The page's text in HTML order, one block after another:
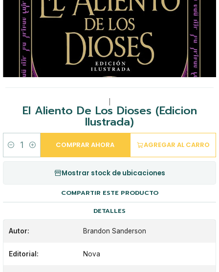
El Aliento De Los Dioses (Edicion
Ilustrada)
Cantidad
AGREGAR AL CARRO
COMPRAR AHORA
Mostrar stock de ubicaciones
COMPARTIR ESTE PRODUCTO
DETALLES
Autor: Brandon Sanderson
Editorial: Nova